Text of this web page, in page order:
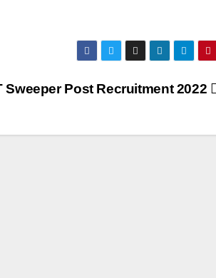
Sweeper Post Recruitment 2022